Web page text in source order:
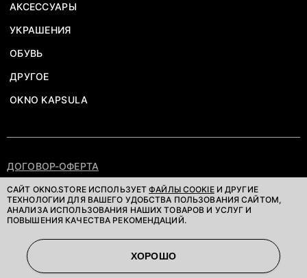
САЙТ OKNO.STORE ИСПОЛЬЗУЕТФАЙЛЫ COOKIEИ ДРУГИЕ
ТЕХНОЛОГИИ ДЛЯ ВАШЕГО УДОБСТВА ПОЛЬЗОВАНИЯ САЙТОМ,
АНАЛИЗА ИСПОЛЬЗОВАНИЯ НАШИХ ТОВАРОВ И УСЛУГ И
ПОВЫШЕНИЯ КАЧЕСТВА РЕКОМЕНДАЦИЙ.
ХОРОШО
АКСЕССУАРЫ
УКРАШЕНИЯ
ОБУВЬ
ДРУГОЕ
OKNO KAPSULA
ДОГОВОР-ОФЕРТА
ПОЛИТИКА КОНФИДЕНЦИАЛЬНОСТИ
©OKNOSTORE. ВСЕ ПРАВА ЗАЩИЩЕНЫ